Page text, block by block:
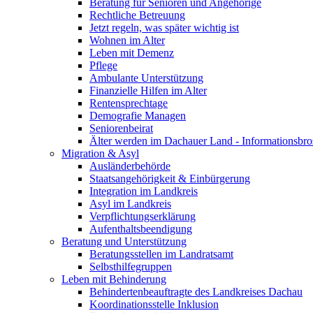
Rechtliche Betreuung
Jetzt regeln, was später wichtig ist
Wohnen im Alter
Leben mit Demenz
Pflege
Ambulante Unterstützung
Finanzielle Hilfen im Alter
Rentensprechtage
Demografie Managen
Seniorenbeirat
Älter werden im Dachauer Land -
Migration & Asyl
Ausländerbehörde
Staatsangehörigkeit & Einbürgerung
Integration im Landkreis
Asyl im Landkreis
Verpflichtungserklärung
Aufenthaltsbeendigung
Beratung und Unterstützung
Beratungsstellen im Landratsamt
Selbsthilfegruppen
Leben mit Behinderung
Behindertenbeauftragte des Landkreises Dachau
Koordinationsstelle Inklusion